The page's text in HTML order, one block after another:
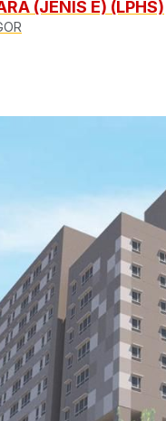
(JENIS E) (LPHS)